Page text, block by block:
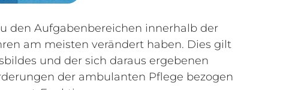
den Aufgabenbereichen innerhalb der
am meisten verändert haben. Dies gilt
und der sich daraus ergebenen
der ambulanten Pflege bezogen